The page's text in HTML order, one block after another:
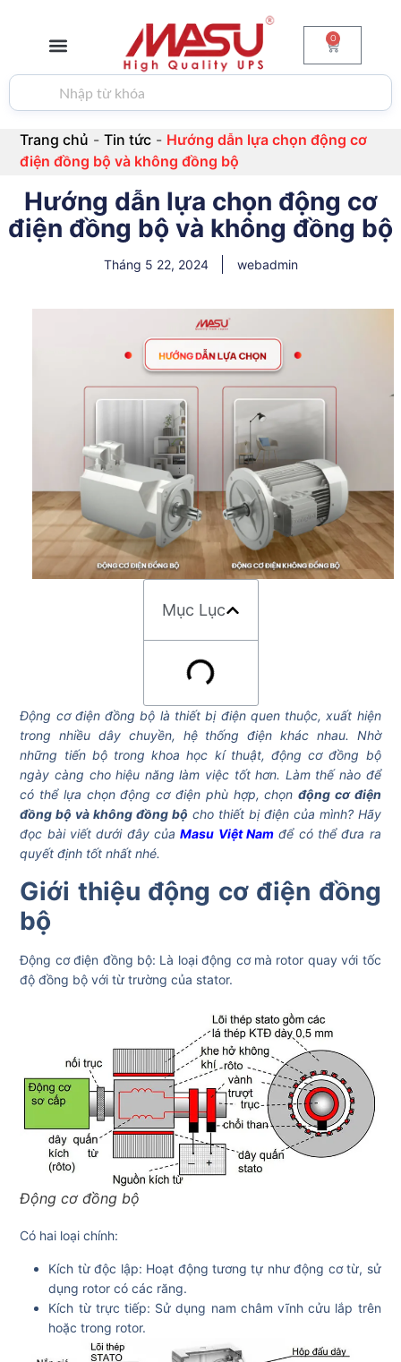
0
Trang chủ -Tin tức - Hướng dẫn lựa chọn động cơ
điện đồng bộ và không đồng bộ
Hướng dẫn lựa chọn động cơ
điện đồng bộ và không đồng bộ
Tháng 5 22, 2024 webadmin
Mục Lục
Động cơ điện đồng bộ là thiết bị điện quen thuộc, xuất hiện
trong nhiều dây chuyền, hệ thống điện khác nhau. Nhờ
những tiến bộ trong khoa học kí thuật, động cơ đồng bộ
ngày càng cho hiệu năng làm việc tốt hơn. Làm thế nào để
có thể lựa chọn động cơ điện phù hợp, chọnđộng cơ điện
đồng bộ và không đồng bộ cho thiết bị điện của mình? Hãy
đọc bài viết dưới đây củaMasu Việt Nam để có thể đưa ra
quyết định tốt nhất nhé.
Giới thiệu động cơ điện đồng
bộ
Động cơ điện đồng bộ: Là loại động cơ mà rotor quay với tốc
độ đồng bộ với từ trường của stator.
Động cơ đồng bộ
Có hai loại chính:
Kích từ độc lập: Hoạt động tương tự như động cơ từ, sử
dụng rotor có các răng.
Kích từ trực tiếp: Sử dụng nam châm vĩnh cửu lắp trên
hoặc trong rotor.